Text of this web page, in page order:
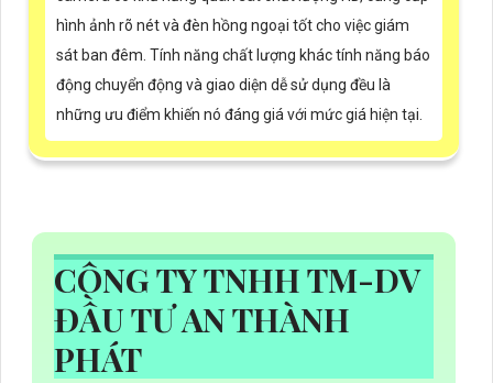
hình ảnh rõ nét và đèn hồng ngoại tốt cho việc giám
sát ban đêm. Tính năng chất lượng khác tính năng báo
động chuyển động và giao diện dễ sử dụng đều là
những ưu điểm khiến nó đáng giá với mức giá hiện tại.
CÔNG TY TNHH TM-DV
ĐẦU TƯ AN THÀNH
PHÁT